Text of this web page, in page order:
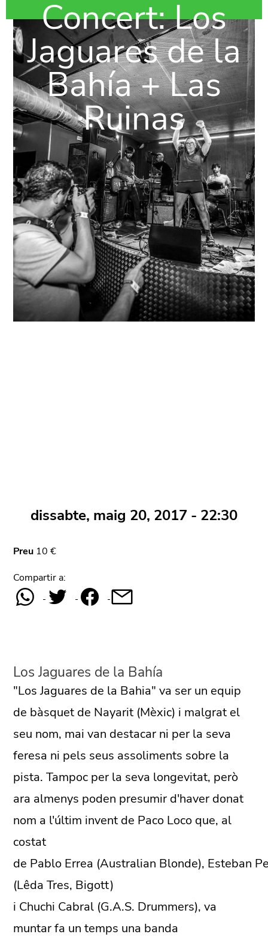
Concert: Los
Jaguares de la
Bahía + Las
Ruinas
dissabte, maig 20, 2017 - 22:30
Preu 10 €
Compartir a:
Los Jaguares de la Bahía
"Los Jaguares de la Bahia" va ser un equip
de bàsquet de Nayarit (Mèxic) i malgrat el
seu nom, mai van destacar ni per la seva
feresa ni pels seus assoliments sobre la
pista. Tampoc per la seva longevitat, però
ara almenys poden presumir d'haver donat
nom a l'últim invent de Paco Loco que, al
costat
de Pablo Errea (Australian Blonde), Esteban
(Lêda Tres, Bigott)
i Chuchi Cabral (G.A.S. Drummers), va
muntar fa un temps una banda